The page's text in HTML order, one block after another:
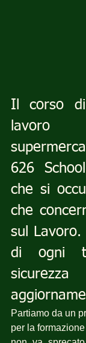
Il corso di
lavoro
626
che si
che
sul Lavoro.
di ogni
Partiamo da un
per la